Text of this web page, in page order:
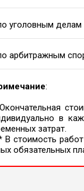
уголовным делам
арбитражным
:
в
затрат.
В стоимость
обязательных